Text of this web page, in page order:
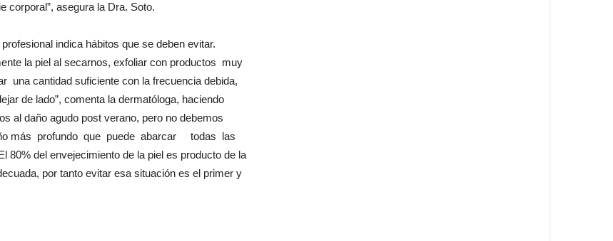
corporal”, asegura la Dra. Soto.
indica hábitos que se deben evitar.
la piel al secarnos, exfoliar con productos muy
cantidad suficiente con la frecuencia debida,
de lado”, comenta la dermatóloga, haciendo
al daño agudo post verano, pero no debemos
más profundo que puede abarcar todas las
del envejecimiento de la piel es producto de la
por tanto evitar esa situación es el primer y